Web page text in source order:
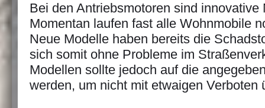
Bei den Antriebsmotoren sind
Momentan laufen fast alle Wohnmobile
Neue Modelle haben bereits die
sich somit ohne Probleme im
Modellen sollte jedoch auf die
werden, um nicht mit etwaigen Verboten